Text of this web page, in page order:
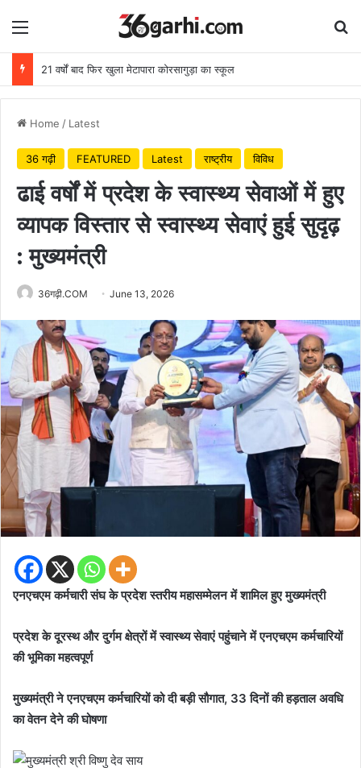
Menu
21 वर्षों बाद फिर खुला मेटापारा कोरसागुड़ा का स्कूल
Home / Latest
36 गढ़ी FEATURED Latest राष्ट्रीय विविध
ढाई वर्षों में प्रदेश के स्वास्थ्य सेवाओं में हुए
व्यापक विस्तार से स्वास्थ्य सेवाएं हुई सुदृढ़
: मुख्यमंत्री
36गढ़ी.COM June 13, 2026
एनएचएम कर्मचारी संघ के प्रदेश स्तरीय महासम्मेलन में शामिल हुए मुख्यमंत्री
प्रदेश के दूरस्थ और दुर्गम क्षेत्रों में स्वास्थ्य सेवाएं पहुंचाने में एनएचएम कर्मचारियों
की भूमिका महत्वपूर्ण
मुख्यमंत्री ने एनएचएम कर्मचारियों को दी बड़ी सौगात, 33 दिनों की हड़ताल अवधि
का वेतन देने की घोषणा